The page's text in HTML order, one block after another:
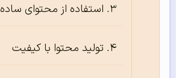
استفاده از محتوای ساده
تولید محتوا با کیفیت